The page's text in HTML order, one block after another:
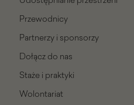
Przewodnicy
Partnerzy i sponsorzy
Dołącz do nas
Staże i praktyki
Wolontariat